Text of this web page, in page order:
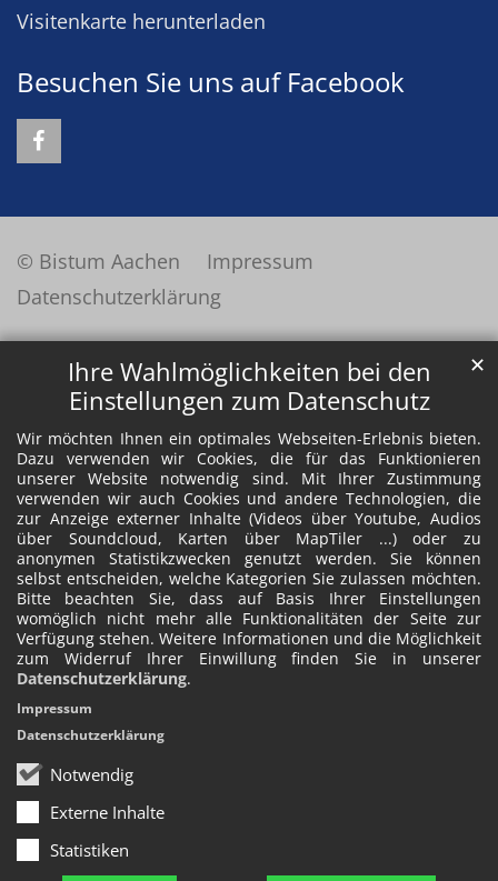
Ihre Wahlmöglichkeiten bei den
Einstellungen zum Datenschutz
Wir möchten Ihnen ein optimales Webseiten-Erlebnis bieten.
Dazu verwenden wir Cookies, die für das Funktionieren
unserer Website notwendig sind. Mit Ihrer Zustimmung
verwenden wir auch Cookies und andere Technologien, die
zur Anzeige externer Inhalte (Videos über Youtube, Audios
über Soundcloud, Karten über MapTiler ...) oder zu
anonymen Statistikzwecken genutzt werden. Sie können
selbst entscheiden, welche Kategorien Sie zulassen möchten.
Bitte beachten Sie, dass auf Basis Ihrer Einstellungen
womöglich nicht mehr alle Funktionalitäten der Seite zur
Verfügung stehen. Weitere Informationen und die Möglichkeit
zum Widerruf Ihrer Einwillung finden Sie in unserer
Datenschutzerklärung.
Notwendig
Externe Inhalte
Statistiken
✕
Impressum
Datenschutzerklärung
Visitenkarte herunterladen
Besuchen Sie uns auf Facebook
© Bistum Aachen
Impressum
Datenschutzerklärung